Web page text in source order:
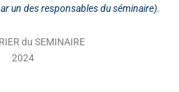
un des responsables du séminaire).
du SEMINAIRE
2024